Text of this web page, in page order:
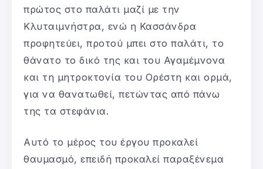
πρώτος στο παλάτι μαζί με την
Κλυταιμνήστρα, ενώ η Κασσάνδρα
προφητεύει, προτού μπει στο παλάτι, το
θάνατο το δικό της και του Αγαμέμνονα
και τη μητροκτονία του Ορέστη και ορμά,
για να θανατωθεί, πετώντας από πάνω
της τα στεφάνια.
Αυτό το μέρος του έργου προκαλεί
θαυμασμό, επειδή προκαλεί παραξένεμα